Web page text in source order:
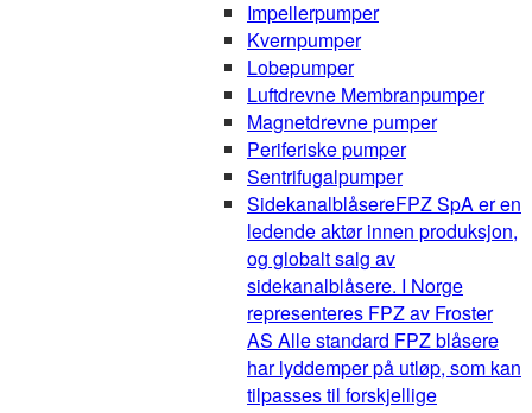
Impellerpumper
Kvernpumper
Lobepumper
Luftdrevne Membranpumper
Magnetdrevne pumper
Periferiske pumper
Sentrifugalpumper
SidekanalblåsereFPZ SpA er en
ledende aktør innen produksjon,
og globalt salg av
sidekanalblåsere. I Norge
representeres FPZ av Froster
AS Alle standard FPZ blåsere
har lyddemper på utløp, som kan
tilpasses til forskjellige